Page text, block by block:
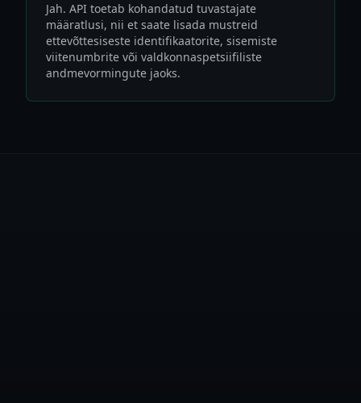
Jah. API toetab kohandatud tuvastajate
määratlusi, nii et saate lisada mustreid
ettevõttesiseste identifikaatorite, sisemiste
viitenumbrite või valdkonnaspetsiifiliste
andmevormingute jaoks.